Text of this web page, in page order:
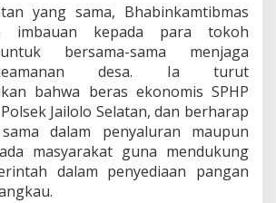
u
r
a
h
d
i
J
i
l
o
yang sama, Bhabinkamtibmas
imbauan kepada para tokoh
bersama-sama menjaga
desa. Ia turut
bahwa beras ekonomis SPHP
Jailolo Selatan, dan berharap
dalam penyaluran maupun
masyarakat guna mendukung
dalam penyediaan pangan